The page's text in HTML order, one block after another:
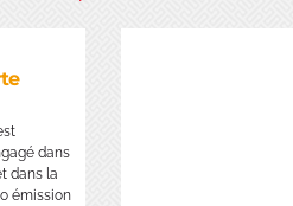
dans
dans la
émission